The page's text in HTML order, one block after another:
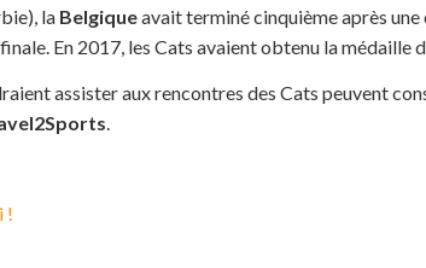
la Belgiqueavait terminé cinquième après
En 2017, les Cats avaient obtenu la médaille
assister aux rencontres des Cats peuvent
!